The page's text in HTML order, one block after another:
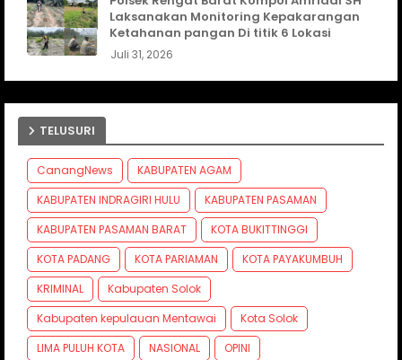
Laksanakan Monitoring Kepakarangan
Ketahanan pangan Di titik 6 Lokasi
Juli 31, 2026
TELUSURI
CanangNews
KABUPATEN AGAM
KABUPATEN INDRAGIRI HULU
KABUPATEN PASAMAN
KABUPATEN PASAMAN BARAT
KOTA BUKITTINGGI
KOTA PADANG
KOTA PARIAMAN
KOTA PAYAKUMBUH
KRIMINAL
Kabupaten Solok
Kabupaten kepulauan Mentawai
Kota Solok
LIMA PULUH KOTA
NASIONAL
OPINI